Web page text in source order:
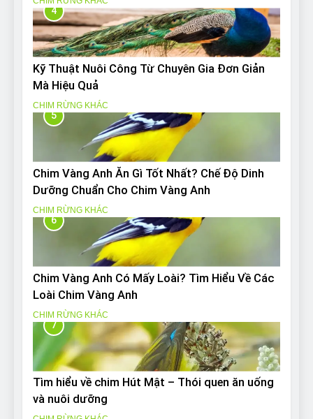
4
Kỹ Thuật Nuôi Công Từ Chuyên Gia Đơn Giản
Mà Hiệu Quả
CHIM RỪNG KHÁC
5
Chim Vàng Anh Ăn Gì Tốt Nhất? Chế Độ Dinh
Dưỡng Chuẩn Cho Chim Vàng Anh
CHIM RỪNG KHÁC
6
Chim Vàng Anh Có Mấy Loài? Tìm Hiểu Về Các
Loài Chim Vàng Anh
CHIM RỪNG KHÁC
7
Tìm hiểu về chim Hút Mật – Thói quen ăn uống
và nuôi dưỡng